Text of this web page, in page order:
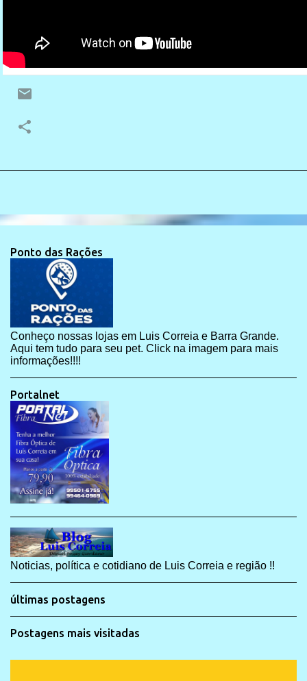
Ponto das Rações
Conheço nossas lojas em Luis Correia e Barra Grande.
Aqui tem tudo para seu pet. Click na imagem para mais
informações!!!!
Portalnet
Noticias, política e cotidiano de Luis Correia e região !!
últimas postagens
Postagens mais visitadas